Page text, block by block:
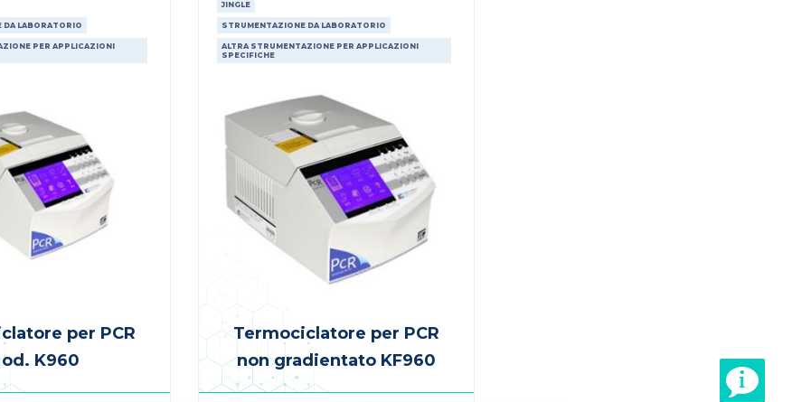
DA LABORATORIO
PER APPLICAZIONI
per PCR
K960
JINGLE
STRUMENTAZIONE DA LABORATORIO
ALTRA STRUMENTAZIONE PER APPLICAZIONI
SPECIFICHE
Termociclatore per PCR
non gradientato KF960